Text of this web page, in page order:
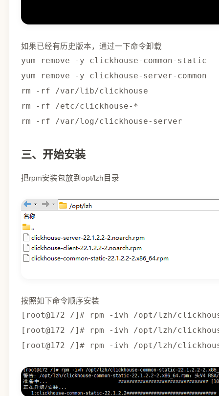
如果已经有历史版本，通过一下命令卸载
yum remove -y clickhouse-common-static
yum remove -y clickhouse-server-common
rm -rf /var/lib/clickhouse
rm -rf /etc/clickhouse-*
三、开始安装
把rpm安装包放到opt/lzh目录
按照如下命令顺序安装
[root@172 /]# rpm -ivh /opt/lzh/
[root@172 /]# rpm -ivh /opt/lzh/